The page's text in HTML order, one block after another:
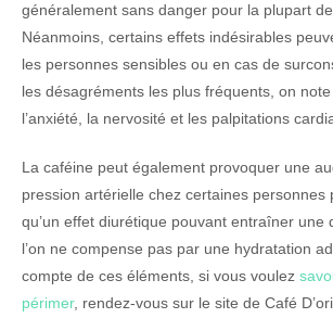
généralement sans danger pour la plupart
Néanmoins, certains effets indésirables
les personnes sensibles ou en cas de
les désagréments les plus fréquents, on note
l’anxiété, la nervosité et les palpitations
La caféine peut également provoquer une
pression artérielle chez certaines personnes
qu’un effet diurétique pouvant entraîner une
l’on ne compense pas par une hydratation
compte de ces éléments, si vous voulez
périmer, rendez-vous sur le site de Café